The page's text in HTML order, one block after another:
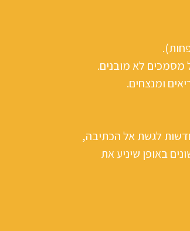
מסמכים לא מובנים.
ומנצחים.
לגשת אל הכתיבה,
באופן שיניע את